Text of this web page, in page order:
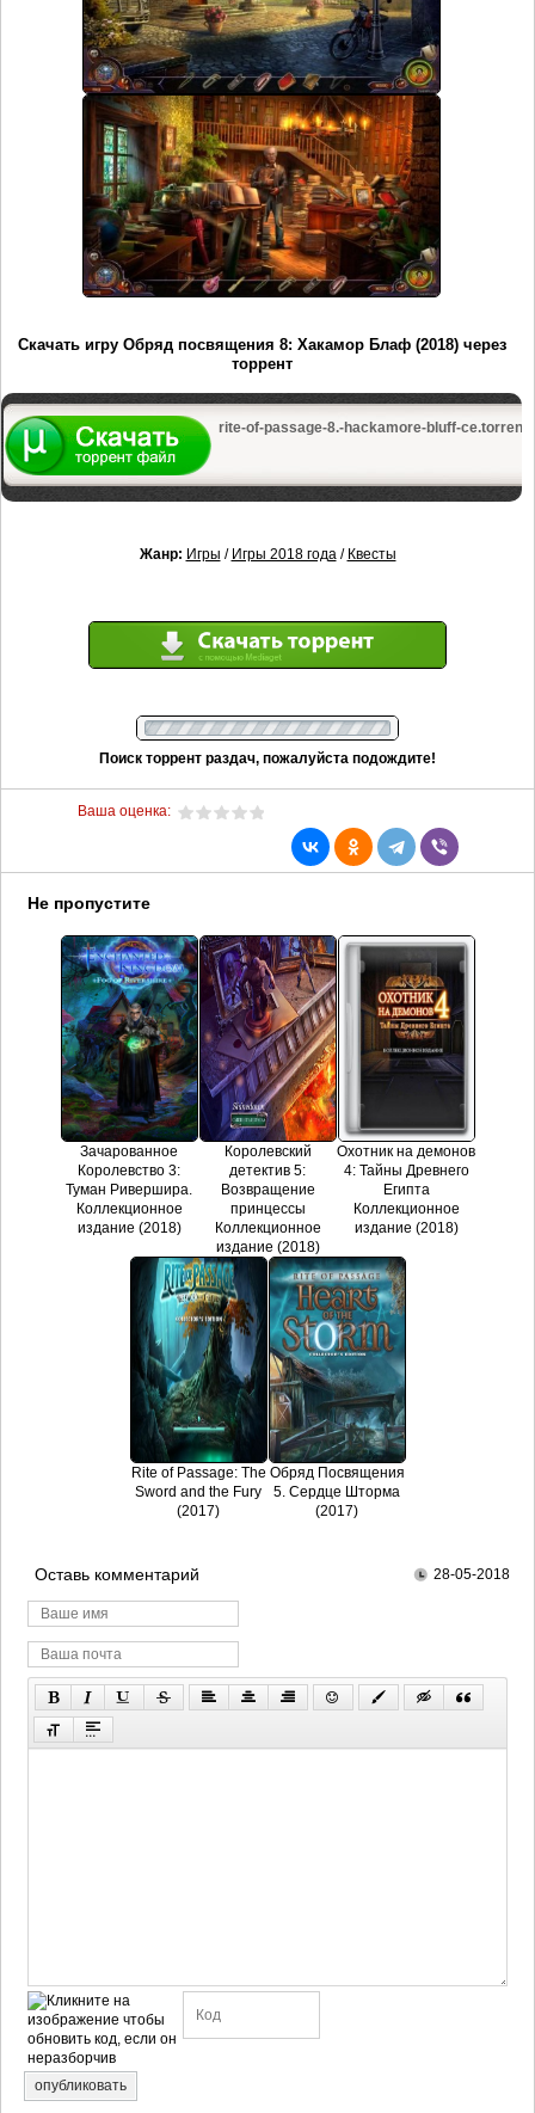
Скачать игру Обряд посвящения 8: Хакамор Блаф (2018) через
торрент
rite-of-passage-8.-hackamore-bluff-
Жанр: Игры / Игры 2018 года/ Квесты
Поиск торрент раздач, пожалуйста подождите!
Ваша оценка:
Не пропустите
Зачарованное
Королевство 3:
Туман Ривершира.
Коллекционное
издание (2018)
Королевский
детектив 5:
Возвращение
принцессы
Коллекционное
издание (2018)
Охотник на демонов
4: Тайны Древнего
Египта
Коллекционное
издание (2018)
Rite of Passage: The
Sword and the Fury
(2017)
Обряд Посвящения
5. Сердце Шторма
(2017)
Оставь комментарий 28-05-2018
опубликовать